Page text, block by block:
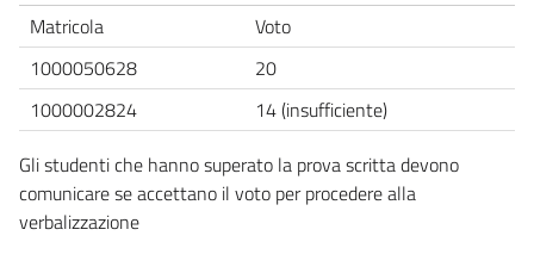
Matricola
Voto
1000050628
20
1000002824
14 (insufficiente)
Gli studenti che hanno superato la prova scritta devono
comunicare se accettano il voto per procedere alla
verbalizzazione